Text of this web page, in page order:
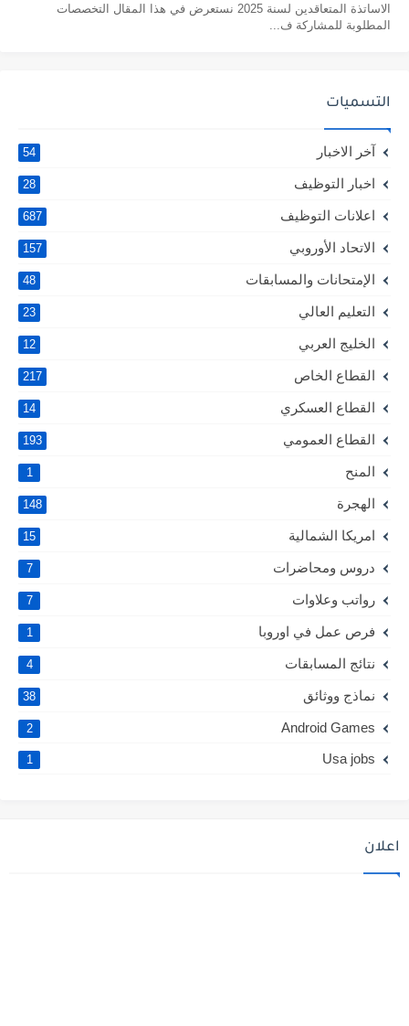
الاساتذة المتعاقدين لسنة 2025 نستعرض في هذا المقال التخصصات
المطلوبة للمشاركة ف...
التسميات
آخر الاخبار 54
اخبار التوظيف 28
اعلانات التوظيف 687
الاتحاد الأوروبي 157
الإمتحانات والمسابقات 48
التعليم العالي 23
الخليج العربي 12
القطاع الخاص 217
القطاع العسكري 14
القطاع العمومي 193
المنح 1
الهجرة 148
امريكا الشمالية 15
دروس ومحاضرات 7
رواتب وعلاوات 7
فرص عمل في اوروبا 1
نتائج المسابقات 4
نماذج ووثائق 38
Android Games
2
Usa jobs
1
اعلان